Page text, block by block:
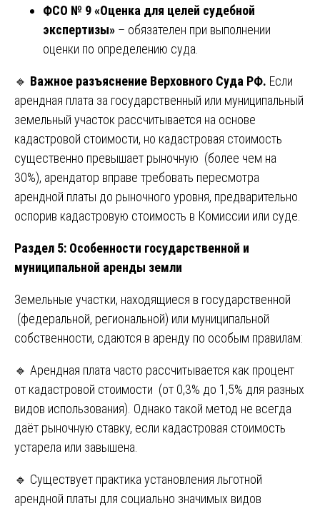
ФСО № 9 «Оценка для целей судебной
экспертизы» – обязателен при выполнении
оценки по определению суда.
🔹 Важное разъяснение Верховного Суда РФ. Если
арендная плата за государственный или муниципальный
земельный участок рассчитывается на основе
кадастровой стоимости, но кадастровая стоимость
существенно превышает рыночную (более чем на
30%), арендатор вправе требовать пересмотра
арендной платы до рыночного уровня, предварительно
оспорив кадастровую стоимость в Комиссии или суде.
Раздел 5: Особенности государственной и
муниципальной аренды земли
Земельные участки, находящиеся в государственной
(федеральной, региональной) или муниципальной
собственности, сдаются в аренду по особым правилам:
🔹 Арендная плата часто рассчитывается как процент
от кадастровой стоимости (от 0,3% до 1,5% для разных
видов использования). Однако такой метод не всегда
даёт рыночную ставку, если кадастровая стоимость
устарела или завышена.
🔹 Существует практика установления льготной
арендной платы для социально значимых видов